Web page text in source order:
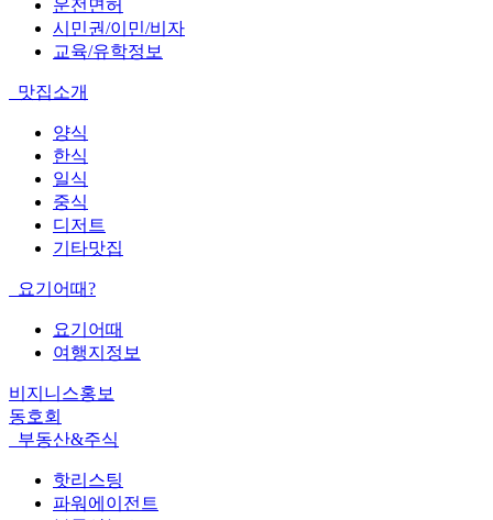
운전면허
시민권/이민/비자
교육/유학정보
맛집소개
양식
한식
일식
중식
디저트
기타맛집
요기어때?
요기어때
여행지정보
비지니스홍보
동호회
부동산&주식
핫리스팅
파워에이전트